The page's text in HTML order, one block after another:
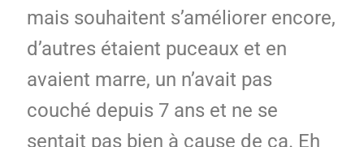
mais souhaitent s’améliorer encore,
d’autres étaient puceaux et en
avaient marre, un n’avait pas
couché depuis 7 ans et ne se
sentait pas bien à cause de ça. Eh